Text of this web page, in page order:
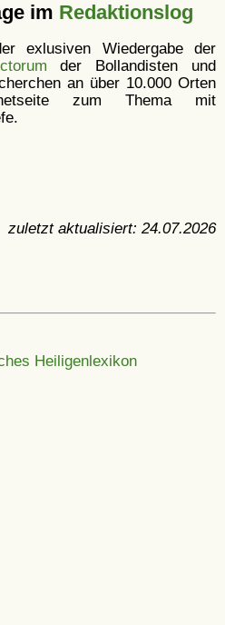
im Redaktionslog
exlusiven Wiedergabe der
der Bollandisten und
an über 10.000 Orten
zum Thema mit
zuletzt aktualisiert: 24.07.2026
Heiligenlexikon